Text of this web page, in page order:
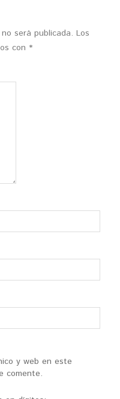
será publicada. Los
con *
y web en este
comente.